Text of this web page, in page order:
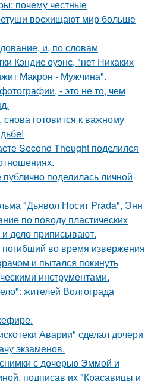
почему честные
восхищают мир больше
и, по словам
Кэндис оуэнс, "нет Никаких
Макрон - Мужчина".
- это не то, чем
готовится к важному
Second Thought поделился
поделилась личной
"Дьявол Носит Prada", Энн
по поводу пластических
дело приписывают.
во время извержения
и пытался покинуть
инструментами.
жителей Волгограда
Аварии" сделал дочери
экзаменов.
с дочерью Эммой и
подписав их "Красавицы и